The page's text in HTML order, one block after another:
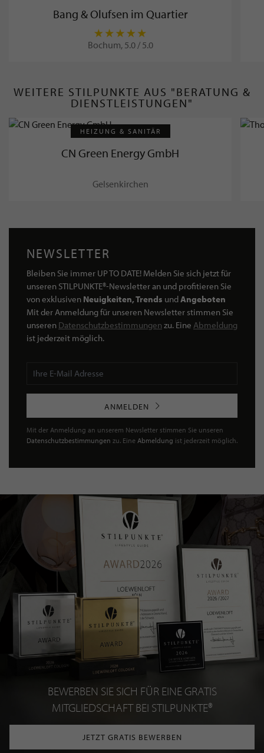
Bang & Olufsen im Quartier
Bochum, 5.0 / 5.0
WEITERE STILPUNKTE AUS "BERATUNG &
DIENSTLEISTUNGEN"
HEIZUNG & SANITÄR
CN Green Energy GmbH
Gelsenkirchen
NEWSLETTER
Bleiben Sie immer UP TO DATE! Melden Sie sich jetzt für
unseren STILPUNKTE®-Newsletter an und profitieren Sie
von exklusiven Neuigkeiten, Trends undAngeboten
Mit der Anmeldung für unseren Newsletter stimmen Sie
unseren Datenschutzbestimmungen zu. Eine Abmeldung
ist jederzeit möglich.
ANMELDEN
Mit der Anmeldung an unserem Newsletter stimmen Sie unseren
Datenschutzbestimmungen zu. Eine Abmeldung ist jederzeit möglich.
BEWERBEN SIE SICH FÜR EINE GRATIS
MITGLIEDSCHAFT BEI STILPUNKTE®
JETZT GRATIS BEWERBEN